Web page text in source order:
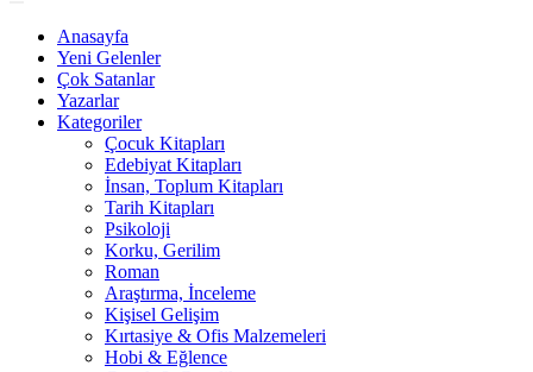
Anasayfa
Yeni Gelenler
Çok Satanlar
Yazarlar
Kategoriler
Çocuk Kitapları
Edebiyat Kitapları
İnsan, Toplum Kitapları
Tarih Kitapları
Psikoloji
Korku, Gerilim
Roman
Araştırma, İnceleme
Kişisel Gelişim
Kırtasiye & Ofis Malzemeleri
Hobi & Eğlence